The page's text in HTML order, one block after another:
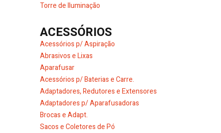
Torre de Iluminação
ACESSÓRIOS
Acessórios p/ Aspiração
Abrasivos e Lixas
Aparafusar
Acessórios p/ Baterias e Carre.
Adaptadores, Redutores e Extensores
Adaptadores p/ Aparafusadoras
Brocas e Adapt.
Sacos e Coletores de Pó